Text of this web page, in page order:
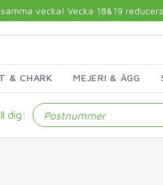
vecka! Vecka 18&19
& CHARK MEJERI & ÄGG
dig: